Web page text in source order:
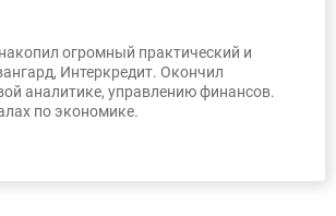
огромный практический и
Интеркредит. Окончил
аналитике, управлению финансов.
по экономике.